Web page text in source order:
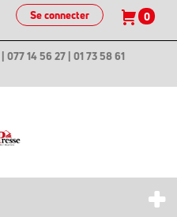
Se connecter 0
| 077 14 56 27 | 01 73 58 61